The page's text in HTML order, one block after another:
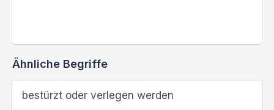
Ähnliche Begriffe
bestürzt oder verlegen werden